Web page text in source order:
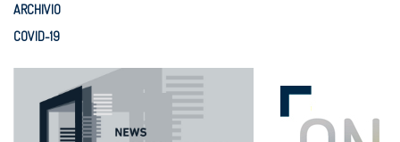
ARCHIVIO
COVID-19